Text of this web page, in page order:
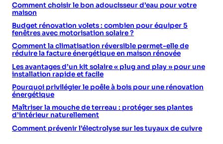
Comment choisir le bon adoucisseur d’eau pour votre
maison
Budget rénovation volets : combien pour équiper 5
fenêtres avec motorisation solaire ?
Comment la climatisation réversible permet-elle de
réduire la facture énergétique en maison rénovée
Les avantages d’un kit solaire « plug and play » pour une
installation rapide et facile
Pourquoi privilégier le poêle à bois pour une rénovation
énergétique
Maîtriser la mouche de terreau : protéger ses plantes
d’intérieur naturellement
Comment prévenir l’électrolyse sur les tuyaux de cuivre